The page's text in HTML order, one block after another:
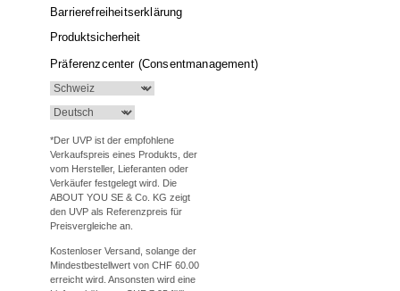
Barrierefreiheitserklärung
Produktsicherheit
Präferenzcenter (Consentmanagement)
*Der UVP ist der empfohlene
Verkaufspreis eines Produkts, der
vom Hersteller, Lieferanten oder
Verkäufer festgelegt wird. Die
ABOUT YOU SE & Co. KG zeigt
den UVP als Referenzpreis für
Preisvergleiche an.
Kostenloser Versand, solange der
Mindestbestellwert von CHF 60.00
erreicht wird. Ansonsten wird eine